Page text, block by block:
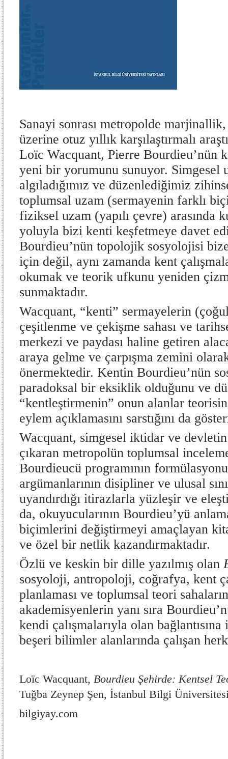
Sanayi sonrası metropolde
üzerine otuz yıllık karşılaştırmalı
Loïc Wacquant, Pierre Bourdieu’nün
yeni bir yorumunu sunuyor. Simgesel
algıladığımız ve düzenlediğimiz
toplumsal uzam (sermayenin farklı
fiziksel uzam (yapılı çevre) arasında
yoluyla bizi kenti keşfetmeye davet
Bourdieu’nün topolojik sosyolojisi
için değil, aynı zamanda kent
okumak ve teorik ufkunu yeniden
sunmaktadır.
Wacquant, “kenti” sermayelerin
çeşitlenme ve çekişme sahası ve
merkezi ve paydası haline getiren
araya gelme ve çarpışma zemini
önermektedir. Kentin Bourdieu’nün
paradoksal bir eksiklik olduğunu ve
“kentleştirmenin” onun alanlar
eylem açıklamasını sarstığını da
Wacquant, simgesel iktidar ve
çıkaran metropolün toplumsal
Bourdieucü programının
argümanlarının disipliner ve ulusal
uyandırdığı itirazlarla yüzleşir ve
da, okuyucularının Bourdieu’yü
biçimlerini değiştirmeyi amaçlayan
ve özel bir netlik kazandırmaktadır.
Özlü ve keskin bir dille yazılmış olan
sosyoloji, antropoloji, coğrafya, kent
planlaması ve toplumsal teori
akademisyenlerin yanı sıra
kendi çalışmalarıyla olan
beşeri bilimler alanlarında çalışan
Loïc Wacquant, Bourdieu Şehirde: Kentsel
Tuğba Zeynep Şen, İstanbul Bilgi
bilgiyay.com